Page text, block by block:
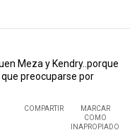
Meza y Kendry..porque
preocuparse por
COMPARTIR
MARCAR
COMO
INAPROPIADO